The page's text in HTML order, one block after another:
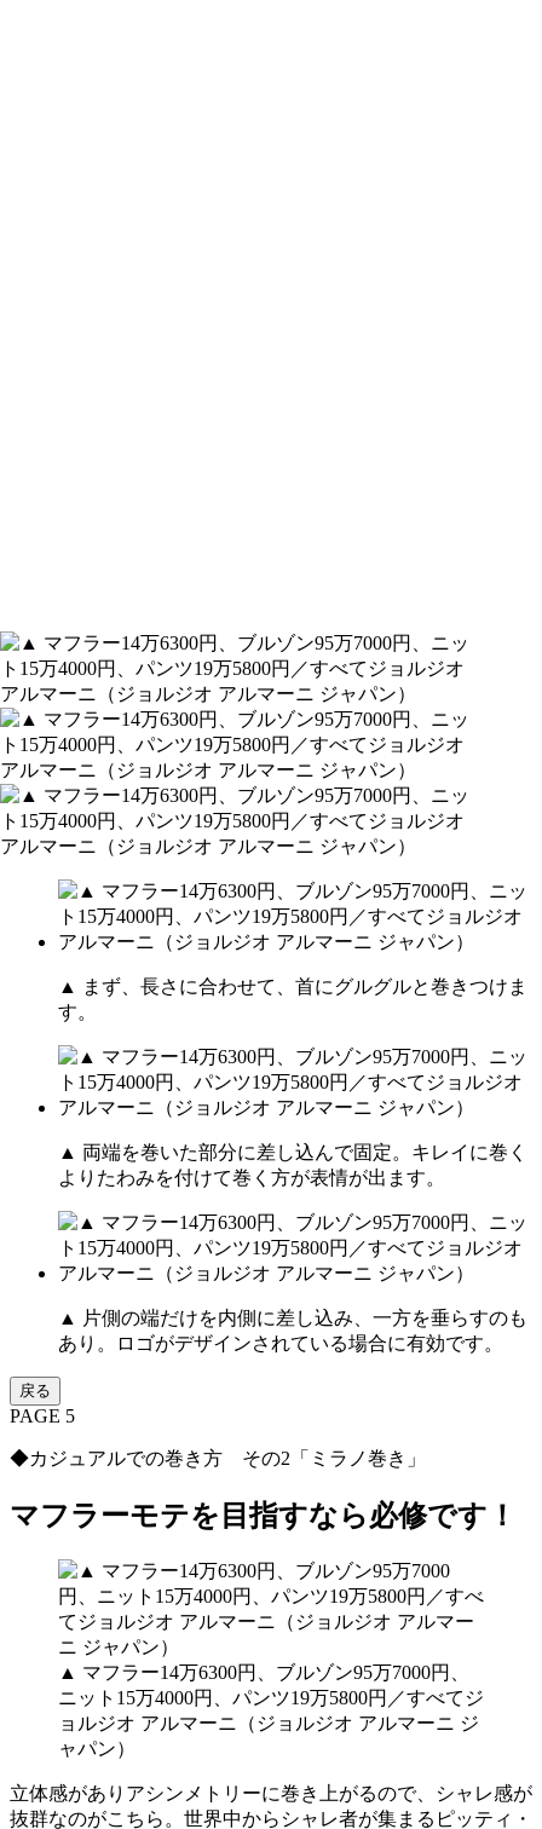
▲ まず、長さに合わせて、首にグルグルと巻きつけま
す。
▲ 両端を巻いた部分に差し込んで固定。キレイに巻く
よりたわみを付けて巻く方が表情が出ます。
▲ 片側の端だけを内側に差し込み、一方を垂らすのも
あり。ロゴがデザインされている場合に有効です。
戻る
PAGE 5
◆カジュアルでの巻き方 その2「ミラノ巻き」
マフラーモテを目指すなら必修です！
▲ マフラー14万6300円、ブルゾン95万7000円、
ニット15万4000円、パンツ19万5800円／すべてジ
ョルジオ アルマーニ（ジョルジオ アルマーニ ジ
ャパン）
立体感がありアシンメトリーに巻き上がるので、シャレ感が
抜群なのがこちら。世界中からシャレ者が集まるピッティ・